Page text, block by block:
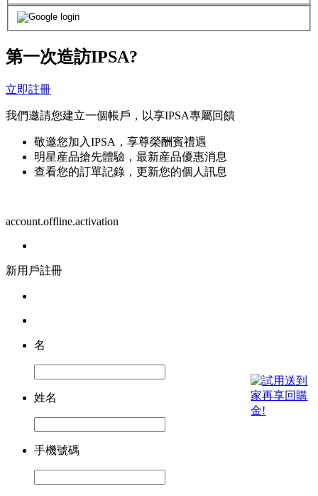
第一次造訪IPSA?
立即註冊
我們邀請您建立一個帳戶，以享IPSA專屬回饋
敬邀您加入IPSA，享尊榮酬賓禮遇
明星産品搶先體驗，最新産品優惠消息
查看您的訂單記錄，更新您的個人訊息
account.offline.activation
新用戶註冊
名
姓名
手機號碼